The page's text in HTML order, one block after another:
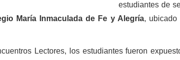
estudiantes de
María Inmaculada de Fe y Alegría, ubicado
Lectores, los estudiantes fueron